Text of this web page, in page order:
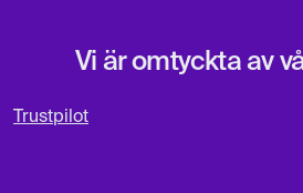
Vi är omtyckta av
Trustpilot